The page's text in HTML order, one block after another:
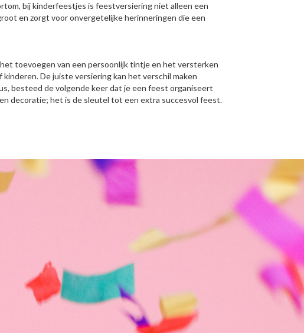
bij kinderfeestjes is feestversiering niet alleen een
en zorgt voor onvergetelijke herinneringen die een
toevoegen van een persoonlijk tintje en het versterken
De juiste versiering kan het verschil maken
besteed de volgende keer dat je een feest organiseert
decoratie; het is de sleutel tot een extra succesvol feest.